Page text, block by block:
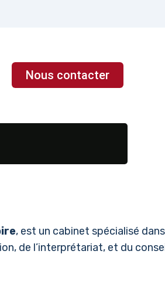
Nous contacter
, est un cabinet spécialisé
de l’interprétariat, et du